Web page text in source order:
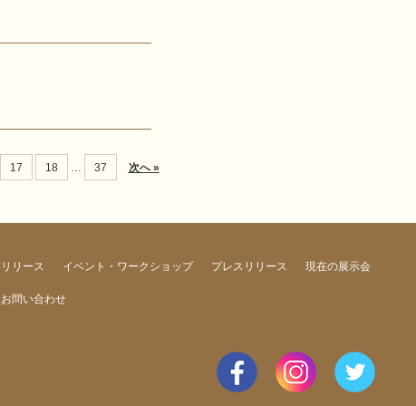
17 18 37 次へ »
リース イベント・ワークショップ プレスリリース 現在の展示会
お問い合わせ